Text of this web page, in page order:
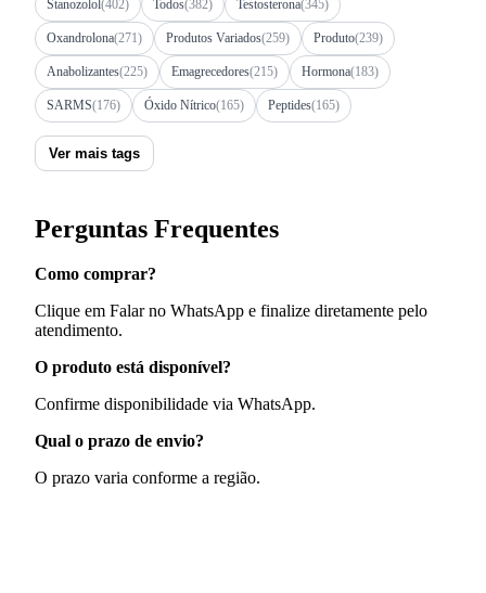
Stanozolol(402) Todos(382) Testosterona(345)
Oxandrolona(271) Produtos Variados(259) Produto(239)
Anabolizantes(225) Emagrecedores(215) Hormona(183)
SARMS(176) Óxido Nítrico(165) Peptides(165)
Ver mais tags
Perguntas Frequentes
Como comprar?
Clique em Falar no WhatsApp e finalize diretamente pelo
atendimento.
O produto está disponível?
Confirme disponibilidade via WhatsApp.
Qual o prazo de envio?
O prazo varia conforme a região.